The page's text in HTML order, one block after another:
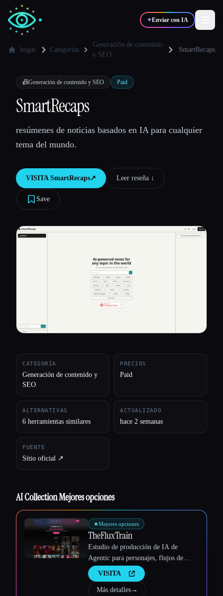
✦Enviar con IA
💻Desarrolladores
🎓Estudiantes
Blog
hogar Categorías
Generación de contenido
y SEO
SmartRecaps
📠Generación de contenido y SEO Paid
SmartRecaps
resúmenes de noticias basados en IA para cualquier
tema del mundo.
VISITA SmartRecaps↗︎ Leer reseña ↓︎
Save
CATEGORÍA
Generación de contenido y
SEO
PRECIOS
Paid
ALTERNATIVAS
6 herramientas similares
ACTUALIZADO
hace 2 semanas
FUENTE
Sitio oficial ↗︎
AI Collection Mejores opciones
★Mejores opciones
TheFluxTrain
Estudio de producción de IA de
Agentic para personajes, flujos de
trabajo y vídeos coherentes
VISITA
Más detalles→